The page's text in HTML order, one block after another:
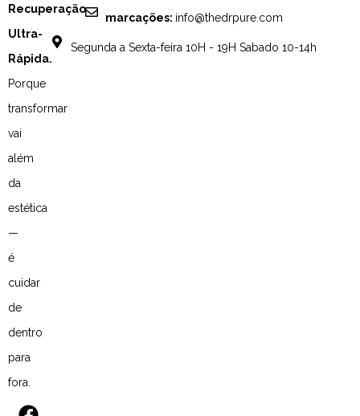
Recuperação
Ultra-
Rápida.
Porque
transformar
vai
além
da
estética
—
é
cuidar
de
dentro
para
fora.
F
I
Y
L
marcações: info@thedrpure.com
Segunda a Sexta-feira 10H - 19H Sabado 10-14h